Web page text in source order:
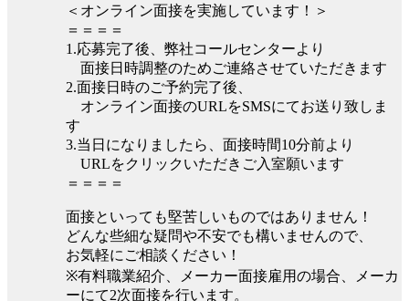
＜オンライン面接を実施しています！＞
＝＝＝＝
1.応募完了後、弊社コールセンターより
面接日時調整のためご連絡させていただきます
2.面接日時のご予約完了後、
オンライン面接のURLをSMSにてお送り致しま
す
3.当日になりましたら、面接時間10分前より
URLをクリックいただきご入室願います
＝＝＝＝
面接といっても堅苦しいものではありません！
どんな些細な疑問や不安でも構いませんので、
お気軽にご相談ください！
※有料職業紹介、メーカー面接雇用の場合、メーカ
ーにて2次面接を行います。